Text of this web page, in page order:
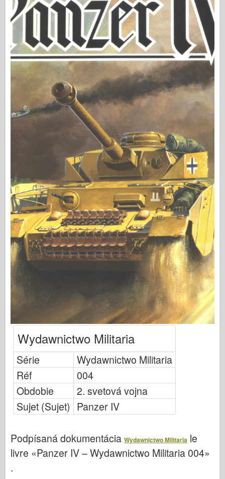
Vydavateľstvo Osprey
Letka Signál
TankPower (Sila nádrže)
Nákladné vozidlá a nádrže
Waffen-Arsenal
Wydawnictwo Militaria
Maquettes (Maquettes)
Akadémia
Modely esa
Vzdušné sily
AZ Model
Čierny pes
Bronco (Bronco)
Cyber-Hobby (Počítačový koníček)
Dnepromodel (Dnepromodel)
Jemné formy
Sily Valoru
FriulModel
Heller
HobbyBoss (Slovenský)
Icm
Italeri (12.
Wydawnictwo Militaria
Série
Wydawnictwo Militaria
Réf
004
Obdobie
2. svetová vojna
Sujet (Sujet) Panzer IV
Podpísaná dokumentácia Wydawnictwo Militaria le
livre «Panzer IV – Wydawnictwo Militaria 004»
.